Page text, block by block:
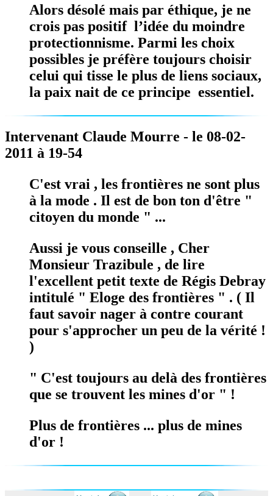
Alors désolé mais par éthique, je ne
crois pas positif l’idée du moindre
protectionnisme. Parmi les choix
possibles je préfère toujours choisir
celui qui tisse le plus de liens sociaux,
la paix nait de ce principe essentiel.
Intervenant Claude Mourre - le 08-02-
2011 à 19-54
C'est vrai , les frontières ne sont plus
à la mode . Il est de bon ton d'être "
citoyen du monde " ...
Aussi je vous conseille , Cher
Monsieur Trazibule , de lire
l'excellent petit texte de Régis Debray
intitulé " Eloge des frontières " . ( Il
faut savoir nager à contre courant
pour s'approcher un peu de la vérité !
)
" C'est toujours au delà des frontières
que se trouvent les mines d'or " !
Plus de frontières ... plus de mines
d'or !